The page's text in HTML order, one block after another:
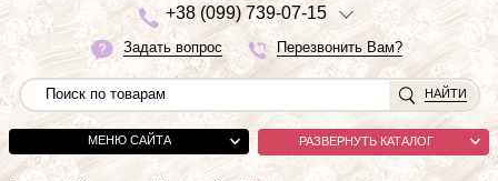
+38 (099) 739-07-15
Задать вопрос Перезвонить Вам?
НАЙТИ
МЕНЮ САЙТА РАЗВЕРНУТЬ КАТАЛОГ